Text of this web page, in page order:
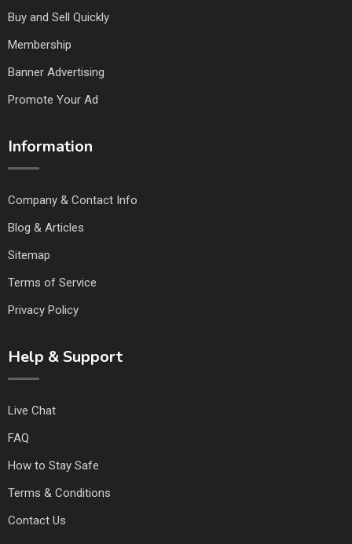
Buy and Sell Quickly
Membership
Banner Advertising
Promote Your Ad
Information
Company & Contact Info
Blog & Articles
Sitemap
Terms of Service
Privacy Policy
Help & Support
Live Chat
FAQ
How to Stay Safe
Terms & Conditions
Contact Us